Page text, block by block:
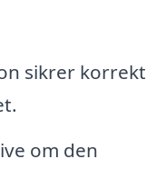
sikrer korrekt
om den